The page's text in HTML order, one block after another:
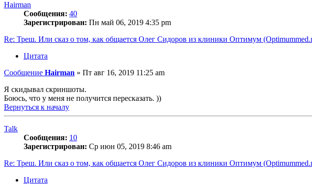
Hairman
Сообщения: 40
Зарегистрирован: Пн май 06, 2019 4:35 pm
Re: Треш. Или сказ о том, как общается Олег Сидоров из клиники Оптимум
Цитата
Сообщение Hairman » Пт авг 16, 2019 11:25 am
Я скидывал скриншоты.
Боюсь, что у меня не получится пересказать. ))
Вернуться к началу
Talk
Сообщения: 10
Зарегистрирован: Ср июн 05, 2019 8:46 am
Re: Треш. Или сказ о том, как общается Олег Сидоров из клиники Оптимум
Цитата